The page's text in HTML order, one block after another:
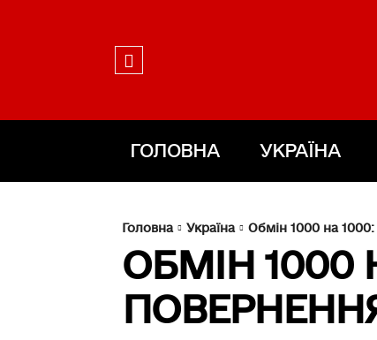
ГОЛОВНА УКРАЇНА
Головна Україна Обмін 1000 на
ОБМІН